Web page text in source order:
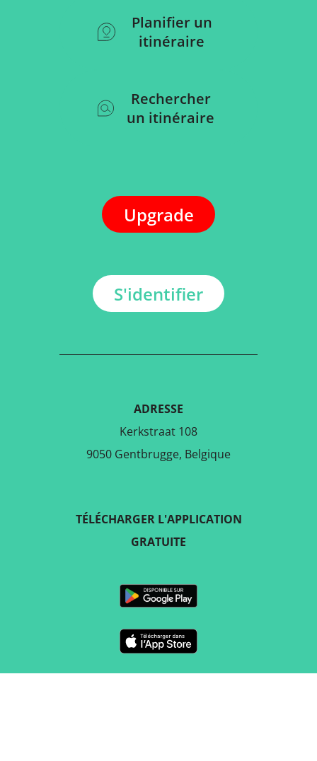
Planifier un
itinéraire
Rechercher
un itinéraire
Upgrade
S'identifier
ADRESSE
Kerkstraat 108
9050 Gentbrugge, Belgique
TÉLÉCHARGER L'APPLICATION
GRATUITE